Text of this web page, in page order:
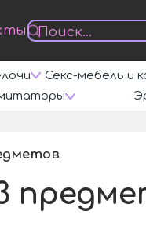
Секс-мебель и